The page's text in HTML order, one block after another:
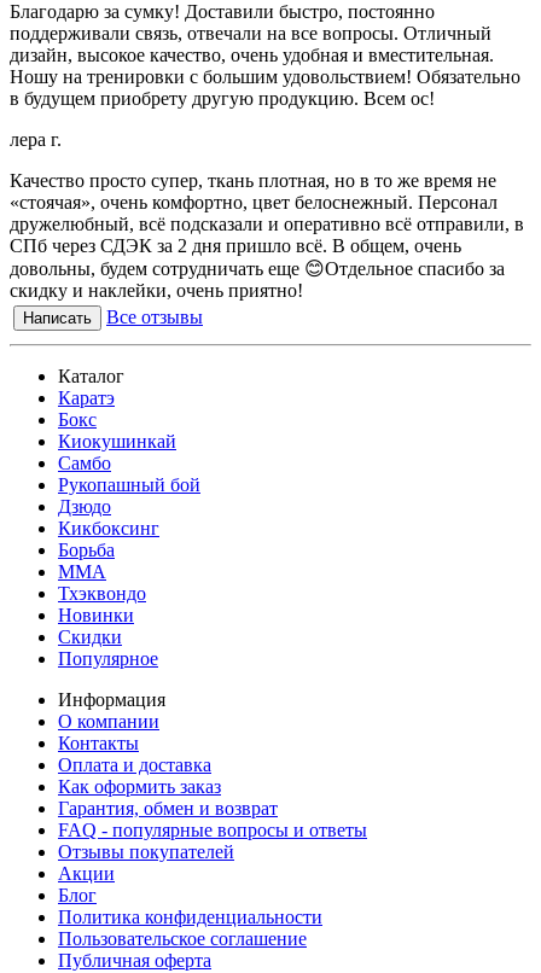
Благодарю за сумку! Доставили быстро, постоянно
поддерживали связь, отвечали на все вопросы. Отличный
дизайн, высокое качество, очень удобная и вместительная.
Ношу на тренировки с большим удовольствием! Обязательно
в будущем приобрету другую продукцию. Всем ос!
лера г.
Качество просто супер, ткань плотная, но в то же время не
«стоячая», очень комфортно, цвет белоснежный. Персонал
дружелюбный, всё подсказали и оперативно всё отправили, в
СПб через СДЭК за 2 дня пришло всё. В общем, очень
довольны, будем сотрудничать еще 😊Отдельное спасибо за
скидку и наклейки, очень приятно!
Написать Все отзывы
Каталог
Каратэ
Бокс
Киокушинкай
Самбо
Рукопашный бой
Дзюдо
Кикбоксинг
Борьба
MMA
Тхэквондо
Новинки
Скидки
Популярное
Информация
О компании
Контакты
Оплата и доставка
Как оформить заказ
Гарантия, обмен и возврат
FAQ - популярные вопросы и ответы
Отзывы покупателей
Акции
Блог
Политика конфиденциальности
Пользовательское соглашение
Публичная оферта